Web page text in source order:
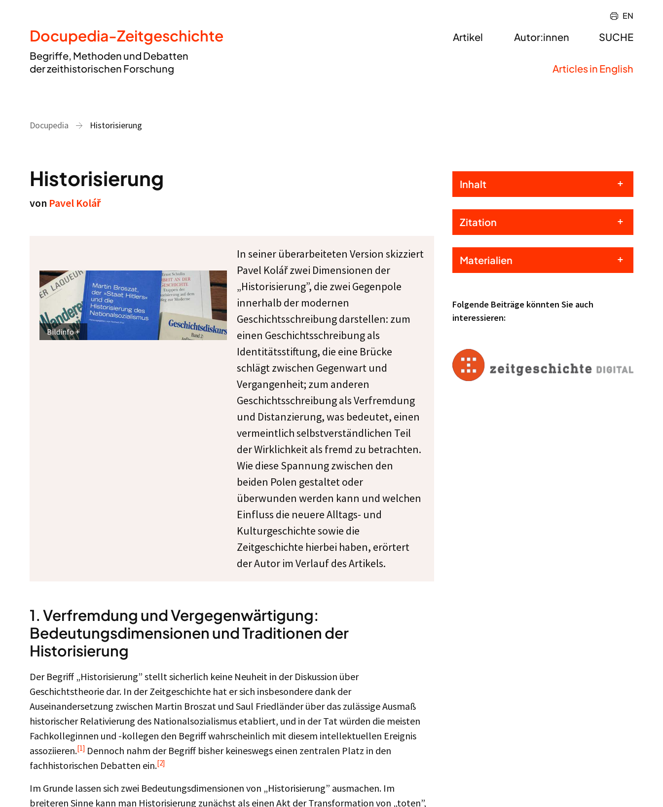
Docupedia-Zeitgeschichte
Begriffe, Methoden und Debatten
der zeithistorischen Forschung
SUCHE
Artikel Autor:innen
EN
Articles in English
Docupedia Historisierung
Historisierung
von Pavel Kolář
Bildinfo
In seiner überarbeiteten Version skizziert
Pavel Kolář zwei Dimensionen der
„Historisierung”, die zwei Gegenpole
innerhalb der modernen
Geschichtsschreibung darstellen: zum
einen Geschichtsschreibung als
Identitätsstiftung, die eine Brücke
schlägt zwischen Gegenwart und
Vergangenheit; zum anderen
Geschichtsschreibung als Verfremdung
und Distanzierung, was bedeutet, einen
vermeintlich selbstverständlichen Teil
der Wirklichkeit als fremd zu betrachten.
Wie diese Spannung zwischen den
beiden Polen gestaltet oder
überwunden werden kann und welchen
Einfluss die neuere Alltags- und
Kulturgeschichte sowie die
Zeitgeschichte hierbei haben, erörtert
der Autor im Verlauf des Artikels.
1. Verfremdung und Vergegenwärtigung:
Bedeutungsdimensionen und Traditionen der
Historisierung
Der Begriff „Historisierung” stellt sicherlich keine Neuheit in der Diskussion über
Geschichtstheorie dar. In der Zeitgeschichte hat er sich insbesondere dank der
Auseinandersetzung zwischen Martin Broszat und Saul Friedländer über das zulässige Ausmaß
historischer Relativierung des Nationalsozialismus etabliert, und in der Tat würden die meisten
Fachkolleginnen und -kollegen den Begriff wahrscheinlich mit diesem intellektuellen Ereignis
assoziieren.[1] Dennoch nahm der Begriff bisher keineswegs einen zentralen Platz in den
fachhistorischen Debatten ein.[2]
Im Grunde lassen sich zwei Bedeutungsdimensionen von „Historisierung” ausmachen. Im
breiteren Sinne kann man Historisierung zunächst als einen Akt der Transformation von „toten”,
Inhalt
Zitation
Materialien
Folgende Beiträge könnten Sie auch
interessieren: